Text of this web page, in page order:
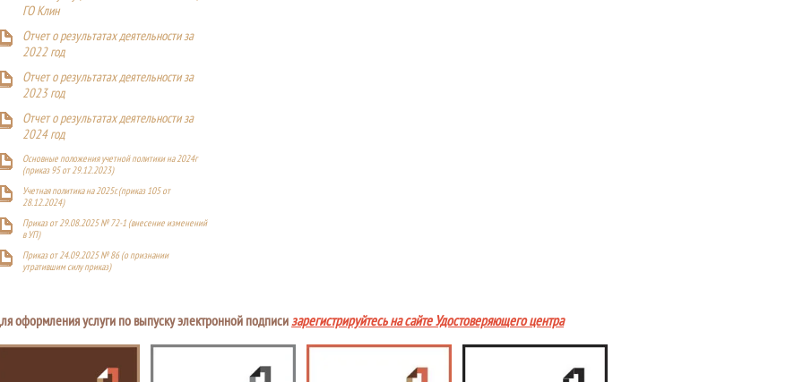
ГО Клин
Отчет о результатах деятельности за
2022 год
Отчет о результатах деятельности за
2023 год
Отчет о результатах деятельности за
2024 год
Основные положения учетной политики на 2024г
(приказ 95 от 29.12.2023)
Учетная политика на 2025г. (приказ 105 от
28.12.2024)
Приказ от 29.08.2025 № 72-1 (внесение изменений
в УП)
Приказ от 24.09.2025 № 86 (о признании
утратившим силу приказ)
оформления услуги по выпуску электронной подписизарегистрируйтесь на сайте Удостоверяющего центра